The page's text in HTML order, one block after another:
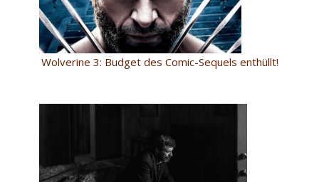
Wolverine 3: Budget des Comic-Sequels enthüllt!